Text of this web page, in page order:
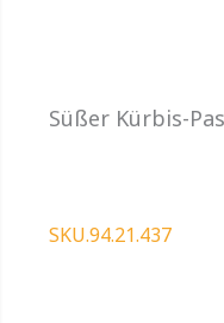
Süßer Kürbis-
SKU.94.21.437